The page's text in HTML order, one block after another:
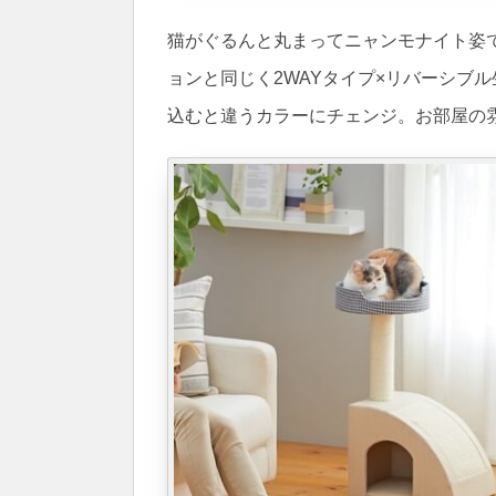
猫がぐるんと丸まってニャンモナイト
ョンと同じく2WAYタイプ×リバーシブ
込むと違うカラーにチェンジ。お部屋